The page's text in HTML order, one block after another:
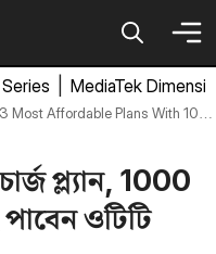
MediaTek
Plans With 1000gb High Speed Data
প্ল্যান, 1000
ওটিটি